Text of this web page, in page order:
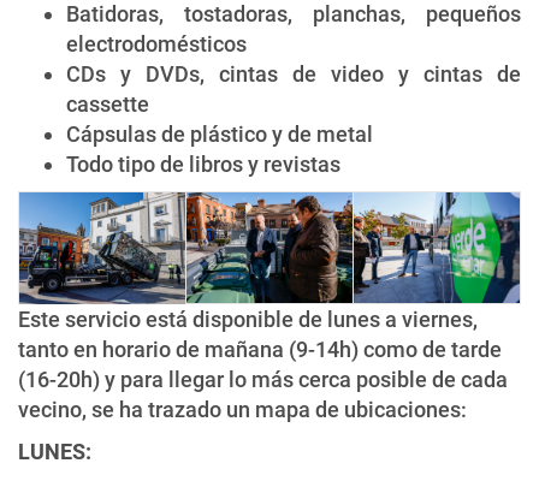
Batidoras, tostadoras, planchas, pequeños
electrodomésticos
CDs y DVDs, cintas de video y cintas de
cassette
Cápsulas de plástico y de metal
Todo tipo de libros y revistas
Este servicio está disponible de lunes a viernes,
tanto en horario de mañana (9-14h) como de tarde
(16-20h) y para llegar lo más cerca posible de cada
vecino, se ha trazado un mapa de ubicaciones:
LUNES: